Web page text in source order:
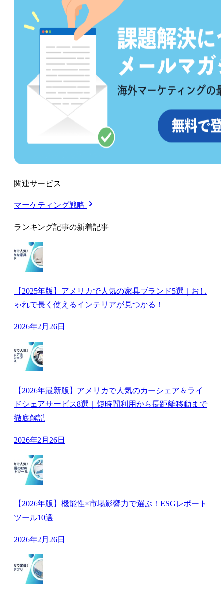
関連サービス
マーケティング戦略
ランキング記事の新着記事
【2025年版】アメリカで人気の家具ブランド5選｜おし
ゃれで長く使えるインテリアが見つかる！
2026年2月26日
【2026年最新版】アメリカで人気のカーシェア＆ライ
ドシェアサービス8選｜短時間利用から長距離移動まで
徹底解説
2026年2月26日
【2026年版】機能性×市場影響力で選ぶ！ESGレポート
ツール10選
2026年2月26日